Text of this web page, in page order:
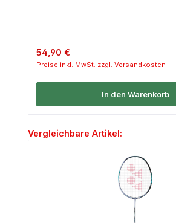
Regulärer Preis:
54,90 €
Preise inkl. MwSt. zzgl. Versandkosten
In den Warenkorb
Produktgalerie überspringen
Vergleichbare Artikel: